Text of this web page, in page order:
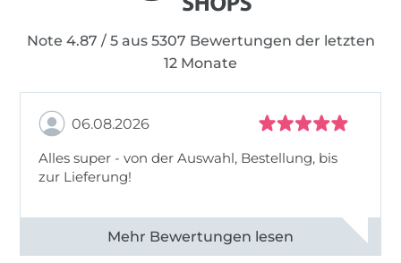
Note 4.87 / 5 aus 5307 Bewertungen der letzten
12 Monate
06.08.2026
Alles super - von der Auswahl, Bestellung, bis
zur Lieferung!
Alle 82968 Bewertungen ansehen